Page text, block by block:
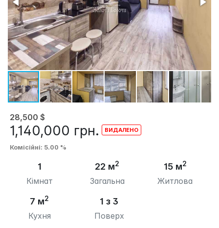
28,500 $
1,140,000 грн.
Комісійні: 5.00 %
1
Кімнат
22 м2
Загальна
15 м2
Житлова
7 м2
Кухня
1 з 3
Поверх